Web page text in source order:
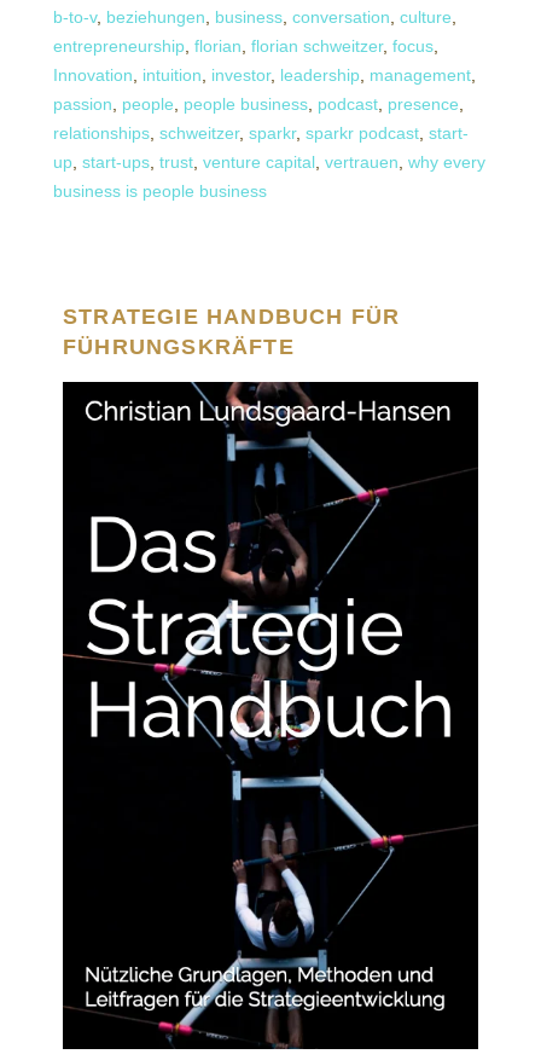
b-to-v, beziehungen business conversation culture
entrepreneurship florian florian schweitzer, focus
Innovation
intuition investor, leadership management
passion
people people business podcast presence
relationships schweitzer, sparkr, sparkr podcast start-
up start-ups trust venture capital vertrauen why every
business is people business
STRATEGIE HANDBUCH FÜR
FÜHRUNGSKRÄFTE